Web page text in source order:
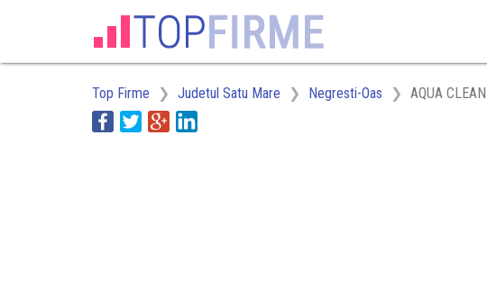
Top Firme Judetul Satu Mare Negresti-Oas AQUA